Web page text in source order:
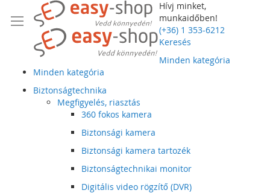
Hívj minket,
munkaidőben!
(+36) 1 353-6212
Keresés
Minden kategória
Minden kategória
Biztonságtechnika
Megfigyelés, riasztás
360 fokos kamera
Biztonsági kamera
Biztonsági kamera tartozék
Biztonságtechnikai monitor
Digitális video rögzítő (DVR)